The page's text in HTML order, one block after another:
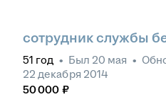
сотрудник службы
51 год • Был 20 мая •
22 декабря 2014
50 000 ₽